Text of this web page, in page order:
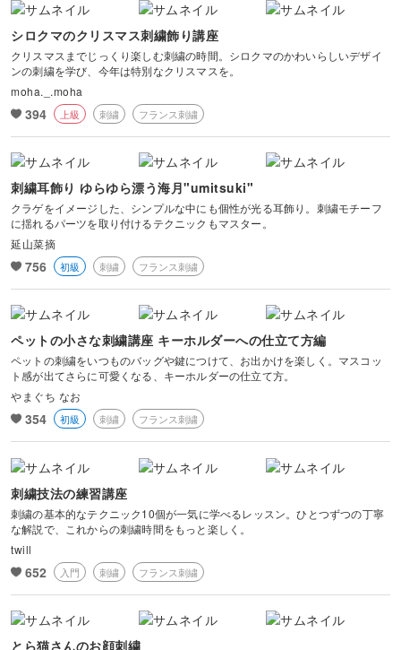
シロクマのクリスマス刺繍飾り講座
クリスマスまでじっくり楽しむ刺繍の時間。シロクマのかわいらしいデザイ
ンの刺繍を学び、今年は特別なクリスマスを。
moha._.moha
394 上級 刺繍 フランス刺繍
刺繍耳飾り ゆらゆら漂う海月"umitsuki"
クラゲをイメージした、シンプルな中にも個性が光る耳飾り。刺繍モチーフ
に揺れるパーツを取り付けるテクニックもマスター。
延山菜摘
756 初級 刺繍 フランス刺繍
ペットの小さな刺繍講座 キーホルダーへの仕立て方編
ペットの刺繍をいつものバッグや鍵につけて、お出かけを楽しく。マスコッ
ト感が出てさらに可愛くなる、キーホルダーの仕立て方。
やまぐち なお
354 初級 刺繍 フランス刺繍
刺繍技法の練習講座
刺繍の基本的なテクニック10個が一気に学べるレッスン。ひとつずつの丁寧
な解説で、これからの刺繍時間をもっと楽しく。
twill
652 入門 刺繍 フランス刺繍
とら猫さんのお顔刺繍